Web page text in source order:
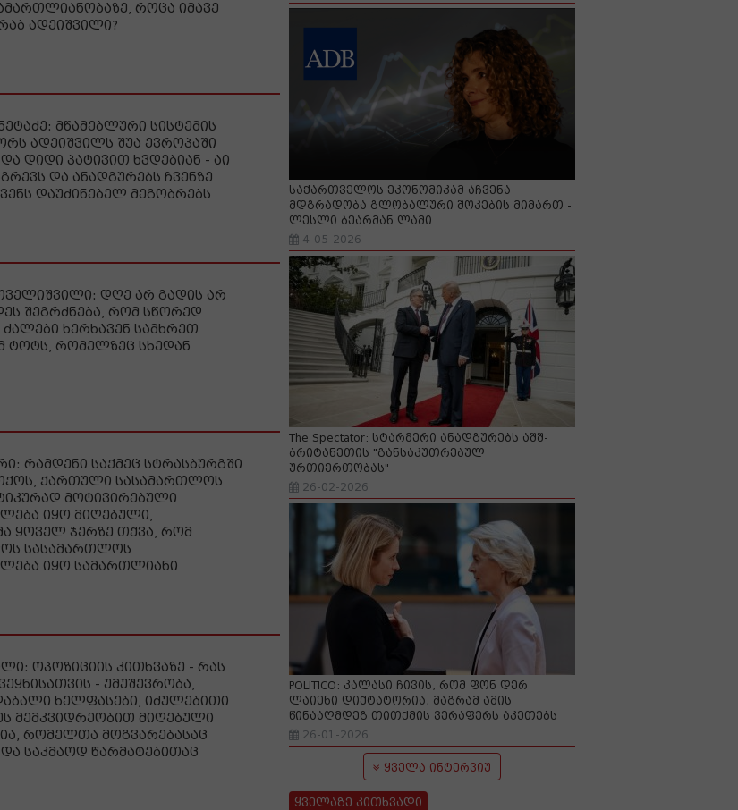
როცა იმავე
ადეიშვილი?
მწამებლური სისტემის
ადეიშვილს შუა ევროპაში
და დიდი პატივით ხვდებიან - აი
და ანადგურებს ჩვენზე
დაუძინებელ მეგობრებს
დღე არ გადის არ
შეგრძნება, რომ სწორედ
ხერხავენ სამხრეთ
ტოტს, რომელზეც სხედან
რამდენი საქმეც სტრასბურგში
ქართული სასამართლოს
მოტივირებული
იყო მიღებული,
ყოველ ჯერზე თქვა, რომ
სასამართლოს
იყო სამართლიანი
ოპოზიციის კითხვაზე - რას
- უმუშევრობა,
ხელფასები, იძულებითი
მემკვიდრეობით მიღებული
რომელთა მოგვარებასაც
საკმაოდ წარმატებითაც
საქართველოს ეკონომიკამ აჩვენა
მდგრადობა გლობალური შოკების მიმართ -
ლესლი ბეარმან ლამი
4-05-2026
The Spectator: სტარმერი ანადგურებს აშშ-
ბრიტანეთის "განსაკუთრებულ
ურთიერთობას"
26-02-2026
POLITICO: კალასი ჩივის, რომ ფონ დერ
ლაიენი დიქტატორია, მაგრამ ამის
წინააღმდეგ თითქმის ვერაფერს აკეთებს
26-01-2026
ყველა ინტერვიუ
ყველაზე კითხვადი